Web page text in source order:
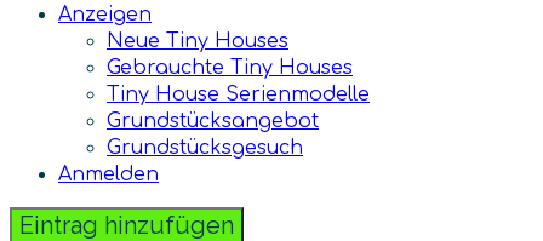
Anzeigen
Neue Tiny Houses
Gebrauchte Tiny Houses
Tiny House Serienmodelle
Grundstücksangebot
Grundstücksgesuch
Anmelden
Eintrag hinzufügen